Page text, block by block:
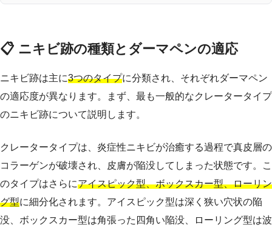
📋 ニキビ跡の種類とダーマペンの適応
ニキビ跡は主に3つのタイプに分類され、それぞれダーマペン
の適応度が異なります。まず、最も一般的なクレータータイプ
のニキビ跡について説明します。
クレータータイプは、炎症性ニキビが治癒する過程で真皮層の
コラーゲンが破壊され、皮膚が陥没してしまった状態です。こ
のタイプはさらにアイスピック型、ボックスカー型、ローリン
グ型に細分化されます。アイスピック型は深く狭い穴状の陥
没、ボックスカー型は角張った四角い陥没、ローリング型は波